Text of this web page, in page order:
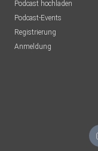
Podcast hochladen
Podcast-Events
Registrierung
Anmeldung